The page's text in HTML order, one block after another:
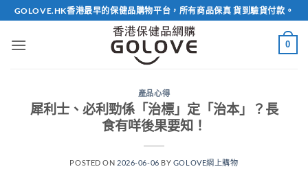
Skip
to
content
GOLOVE.HK香港最早的保健品購物平台，所有商品保真 貨到驗貨付款。
0
產品心得
犀利士、必利勁係「治標」定「治本」？長
食有咩後果要知！
POSTED ON 2026-06-06 BY GOLOVE網上購物